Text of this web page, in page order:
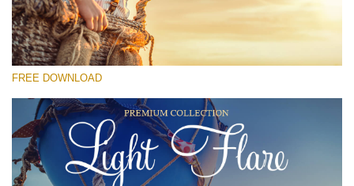
Small 800*533px
Light Flare
(30 Overlays)
Light Sparkling
(740 Overlays)
Large 6000*4000px
FREE DOWNLOAD